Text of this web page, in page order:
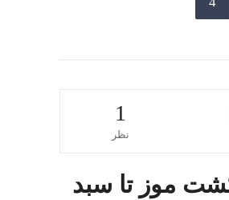
1
نظر
موز تا سبد